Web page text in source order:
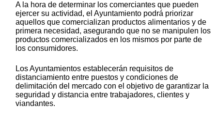
A la hora de determinar los comerciantes que pueden
ejercer su actividad, el Ayuntamiento podrá priorizar
aquellos que comercializan productos alimentarios y de
primera necesidad, asegurando que no se manipulen los
productos comercializados en los mismos por parte de
los consumidores.
Los Ayuntamientos establecerán requisitos de
distanciamiento entre puestos y condiciones de
delimitación del mercado con el objetivo de garantizar la
seguridad y distancia entre trabajadores, clientes y
viandantes.